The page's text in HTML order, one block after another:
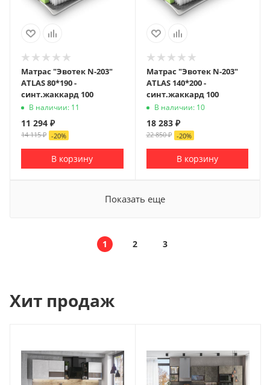
Матрас "Эвотек N-203"
ATLAS 80*190 -
синт.жаккард 100
В наличии: 11
11 294 ₽
14 115₽ -20%
В корзину
Матрас "Эвотек N-203"
ATLAS 140*200 -
синт.жаккард 100
В наличии: 10
18 283₽
22 850₽ -20%
В корзину
Показать еще
1 2 3
Хит продаж